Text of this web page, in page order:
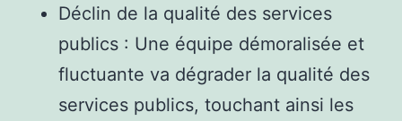
Déclin de la qualité des services
publics : Une équipe démoralisée et
fluctuante va dégrader la qualité des
services publics, touchant ainsi les